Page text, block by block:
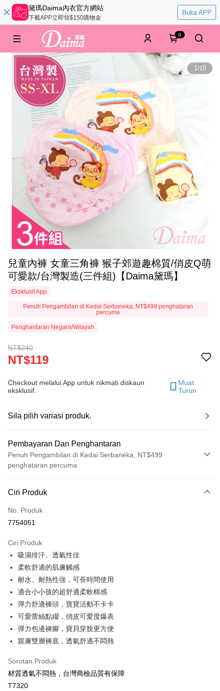
黛瑪Daima內衣官方網站
下載APP立即領$150購物金
Buka APP
0
1/10
兒童內褲 女童三角褲 猴子郊遊趣棉質/俏皮Q萌
可愛款/台灣製造(三件組)【Daima黛瑪】
Eksklusif App
Penuh Pengambilan di Kedai Serbaneka, NT$499 penghataran
percuma
Penghantaran Negara/Wilayah
NT$240
NT$119
Checkout melalui App untuk nikmati diskaun
eksklusif.
Muat
Turun
Sila pilih variasi produk.
Pembayaran Dan Penghantaran
Penuh Pengambilan di Kedai Serbaneka, NT$499
penghataran percuma
Kad Kredit (Bayaran Penuh)
Pengambilan di Kedai Serbaneka
Apple Pay
JKOPAY
Easy Wallet
Plus PAY
[Terma Penggunaan untuk OP Pay Later]
Perkhidmatan ini disediakan oleh Taiwan Mobile dan tersedia untuk
pengguna Taiwan Mobile tanpa memerlukan permohonan tambahan.
Deskripsi
Pertama, Mengenai Perkhidmatan AFTEE Beli Sekarang Bayar Kemudian
1. Dengan memilih AFTEE sebagai kaedah pembayaran, mesej
Hami Point
Ciri Produk
No. Produk
7754051
Ciri Produk
吸濕排汗、透氣性佳
柔軟舒適的肌膚觸感
耐水、耐熱性強，可長時間使用
適合小小孩的超舒適柔軟棉感
彈力舒適褲頭，寶寶活動不卡卡
可愛蕾絲點綴，俏皮可愛度爆表
彈力包邊褲腳，寶貝穿脫更方便
親膚雙層褲底，透氣舒適不悶熱
Sorotan Produk
材質透氣不悶熱，台灣商檢品質有保障
T7320